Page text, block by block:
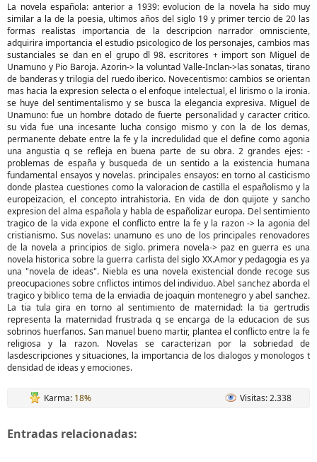
La novela española: anterior a 1939: evolucion de la novela ha sido muy
similar a la de la poesia, ultimos años del siglo 19 y primer tercio de 20 las
formas realistas importancia de la descripcion narrador omnisciente,
adquirira importancia el estudio psicologico de los personajes, cambios mas
sustanciales se dan en el grupo dl 98. escritores + import son Miguel de
Unamuno y Pio Baroja. Azorin-> la voluntad Valle-Inclan->las sonatas, tirano
de banderas y trilogia del ruedo iberico. Novecentismo: cambios se orientan
mas hacia la expresion selecta o el enfoque intelectual, el lirismo o la ironia.
se huye del sentimentalismo y se busca la elegancia expresiva. Miguel de
Unamuno: fue un hombre dotado de fuerte personalidad y caracter critico.
su vida fue una incesante lucha consigo mismo y con la de los demas,
permanente debate entre la fe y la incredulidad que el define como agonia
una angustia q se refleja en buena parte de su obra. 2 grandes ejes: -
problemas de españa y busqueda de un sentido a la existencia humana
fundamental ensayos y novelas. principales ensayos: en torno al casticismo
donde plastea cuestiones como la valoracion de castilla el españolismo y la
europeizacion, el concepto intrahistoria. En vida de don quijote y sancho
expresion del alma española y habla de españolizar europa. Del sentimiento
tragico de la vida expone el conflicto entre la fe y la razon -> la agonia del
cristianismo. Sus novelas: unamuno es uno de los principales renovadores
de la novela a principios de siglo. primera novela-> paz en guerra es una
novela historica sobre la guerra carlista del siglo XX.Amor y pedagogia es ya
una "novela de ideas". Niebla es una novela existencial donde recoge sus
preocupaciones sobre cnflictos intimos del individuo. Abel sanchez aborda el
tragico y biblico tema de la enviadia de joaquin montenegro y abel sanchez.
La tia tula gira en torno al sentimiento de maternidad: la tia gertrudis
representa la maternidad frustrada q se encarga de la educacion de sus
sobrinos huerfanos. San manuel bueno martir, plantea el conflicto entre la fe
religiosa y la razon. Novelas se caracterizan por la sobriedad de
lasdescripciones y situaciones, la importancia de los dialogos y monologos t
densidad de ideas y emociones.
Karma: 18% Visitas: 2.338
Entradas relacionadas: